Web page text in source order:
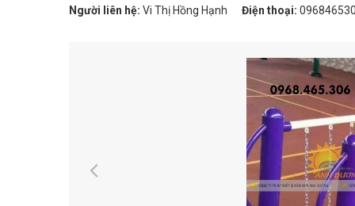
Người liên hệ: Vi Thị Hồng Hạnh Điện thoại: